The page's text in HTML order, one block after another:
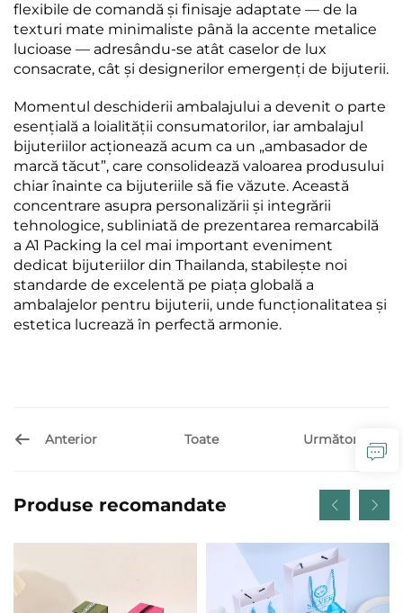
flexibile de comandă și finisaje adaptate — de la
texturi mate minimaliste până la accente metalice
lucioase — adresându-se atât caselor de lux
consacrate, cât și designerilor emergenți de bijuterii.
Momentul deschiderii ambalajului a devenit o parte
esențială a loialității consumatorilor, iar ambalajul
bijuteriilor acționează acum ca un „ambasador de
marcă tăcut”, care consolidează valoarea produsului
chiar înainte ca bijuteriile să fie văzute. Această
concentrare asupra personalizării și integrării
tehnologice, subliniată de prezentarea remarcabilă
a A1 Packing la cel mai important eveniment
dedicat bijuteriilor din Thailanda, stabilește noi
standarde de excelentă pe piața globală a
ambalajelor pentru bijuterii, unde funcționalitatea și
estetica lucrează în perfectă armonie.
Anterior Toate Următor
Produse recomandate